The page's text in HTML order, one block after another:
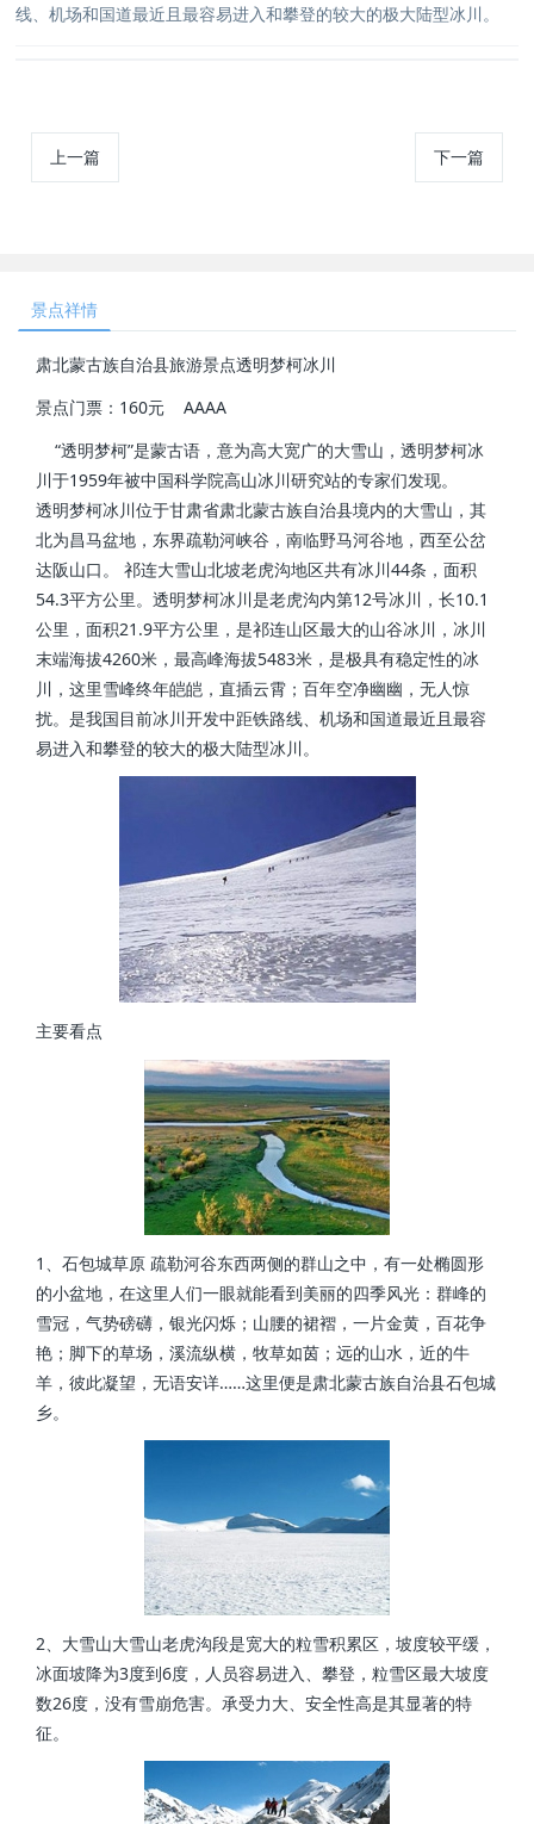
线、机场和国道最近且最容易进入和攀登的较大的极大陆型冰川。
上一篇 下一篇
景点祥情
肃北蒙古族自治县旅游景点透明梦柯冰川
景点门票：160元 AAAA
“透明梦柯”是蒙古语，意为高大宽广的大雪山，透明梦柯冰
川于1959年被中国科学院高山冰川研究站的专家们发现。
透明梦柯冰川位于甘肃省肃北蒙古族自治县境内的大雪山，其
北为昌马盆地，东界疏勒河峡谷，南临野马河谷地，西至公岔
达阪山口。 祁连大雪山北坡老虎沟地区共有冰川44条，面积
54.3平方公里。透明梦柯冰川是老虎沟内第12号冰川，长10.1
公里，面积21.9平方公里，是祁连山区最大的山谷冰川，冰川
末端海拔4260米，最高峰海拔5483米，是极具有稳定性的冰
川，这里雪峰终年皑皑，直插云霄；百年空净幽幽，无人惊
扰。是我国目前冰川开发中距铁路线、机场和国道最近且最容
易进入和攀登的较大的极大陆型冰川。
主要看点
1、石包城草原 疏勒河谷东西两侧的群山之中，有一处椭圆形
的小盆地，在这里人们一眼就能看到美丽的四季风光：群峰的
雪冠，气势磅礴，银光闪烁；山腰的裙褶，一片金黄，百花争
艳；脚下的草场，溪流纵横，牧草如茵；远的山水，近的牛
羊，彼此凝望，无语安详……这里便是肃北蒙古族自治县石包城
乡。
2、大雪山大雪山老虎沟段是宽大的粒雪积累区，坡度较平缓，
冰面坡降为3度到6度，人员容易进入、攀登，粒雪区最大坡度
数26度，没有雪崩危害。承受力大、安全性高是其显著的特
征。